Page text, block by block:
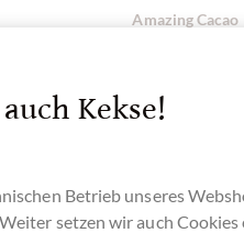
Amazing Cacao
Bean-To-Bar Schokolade
Details
Kekse!
Betrieb unseres
setzen wir auch Cookies